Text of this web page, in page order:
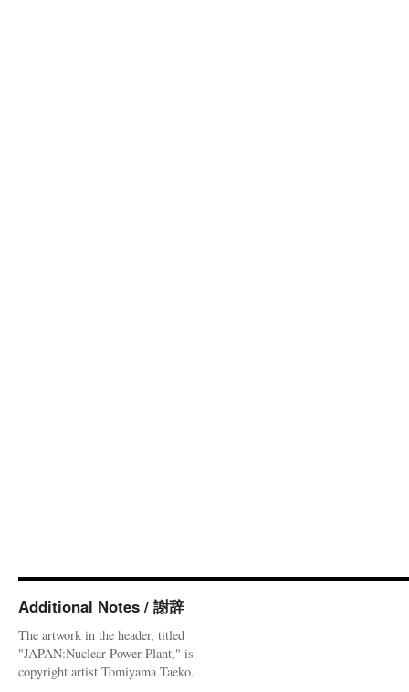
Additional Notes / 謝辞
The artwork in the header, titled
"JAPAN:Nuclear Power Plant," is
copyright artist Tomiyama Taeko.